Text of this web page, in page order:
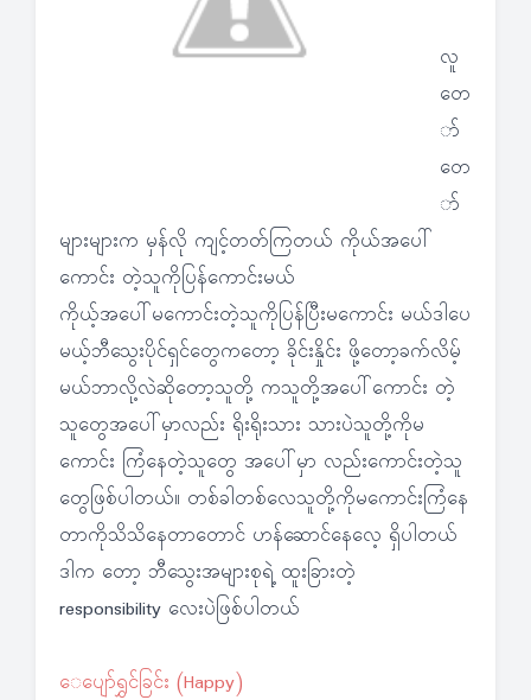
လူ
တေ
ာ်
တေ
ာ်
များများက မှန်လို ကျင့်တတ်ကြတယ် ကိုယ်အပေါ်
ကောင်း တဲ့သူကိုပြန်ကောင်းမယ်
ကိုယ့်အပေါ်မကောင်းတဲ့သူကိုပြန်ပြီးမကောင်း မယ်ဒါပေ
မယ့်ဘီသွေးပိုင်ရှင်တွေကတော့ ခိုင်းနှိုင်း ဖို့တော့ခက်လိမ့်
မယ်ဘာလို့လဲဆိုတော့သူတို့ ကသူတို့အပေါ်ကောင်း တဲ့
သူတွေအပေါ်မှာလည်း ရိုးရိုးသား သားပဲသူတို့ကိုမ
ကောင်း ကြံနေတဲ့သူတွေ အပေါ်မှာ လည်းကောင်းတဲ့သူ
တွေဖြစ်ပါတယ်။ တစ်ခါတစ်လေသူတို့ကိုမကောင်းကြံနေ
တာကိုသိသိနေတာတောင် ဟန်ဆောင်နေလေ့ ရှိပါတယ်
ဒါက တော့ ဘီသွေးအများစုရဲ့ ထူးခြားတဲ့
responsibility လေးပဲဖြစ်ပါတယ်
ေပျော်ရွှင်ခြင်း (Happy)